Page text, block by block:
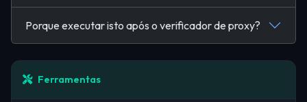
Porque executar isto após o verificador de proxy?
Ferramentas